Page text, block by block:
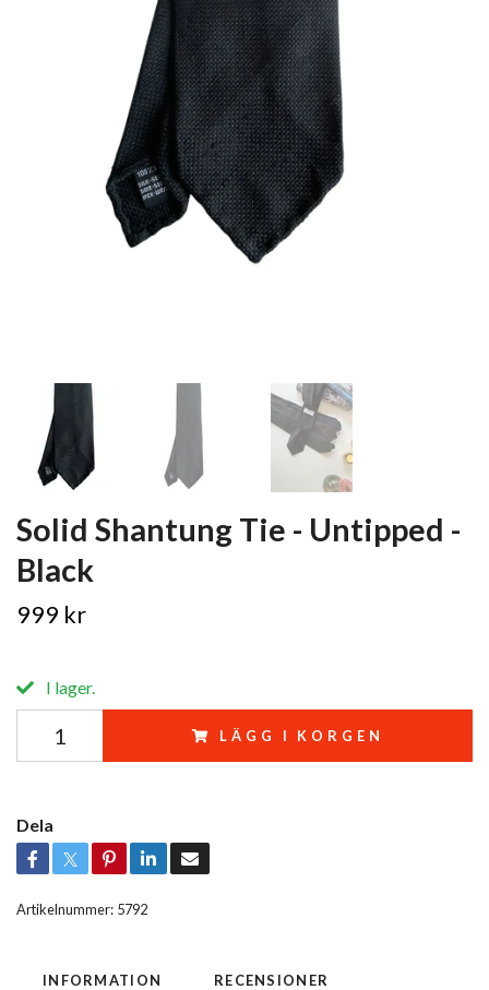
Solid Shantung Tie - Untipped -
Black
999 kr
I lager.
LÄGG I KORGEN
Dela
Artikelnummer: 5792
INFORMATION RECENSIONER